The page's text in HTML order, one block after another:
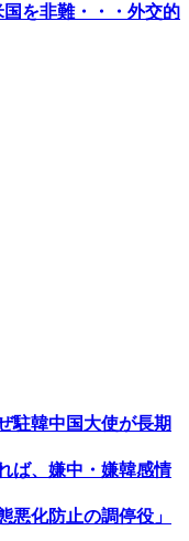
を非難・・・外交的
駐韓中国大使が長期
ば、嫌中・嫌韓感情
悪化防止の調停役」